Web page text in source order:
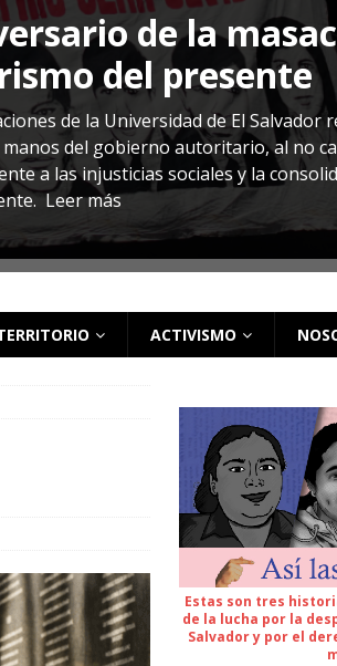
de la
del presente
de la Universidad de El Salvador
del gobierno autoritario, al no
a las injusticias sociales y la
Leer más
ACTIVISMO
Estas son tres
de la lucha por la
Salvador y por el